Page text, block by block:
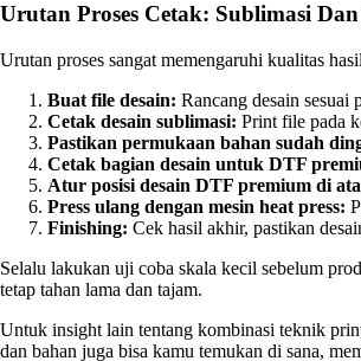
Urutan Proses Cetak: Sublimasi
Urutan proses sangat memengaruhi kualitas
Buat file desain: Rancang desain
Cetak desain sublimasi: Print file pada
Pastikan permukaan bahan sudah
Cetak bagian desain untuk DTF
Atur posisi desain DTF premium di
Press ulang dengan mesin heat press:
Finishing: Cek hasil akhir, pastikan
Selalu lakukan uji coba skala kecil sebelum
tetap tahan lama dan tajam.
Untuk insight lain tentang kombinasi teknik
dan bahan juga bisa kamu temukan di sana,